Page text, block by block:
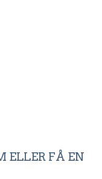
ELLER FÅ EN